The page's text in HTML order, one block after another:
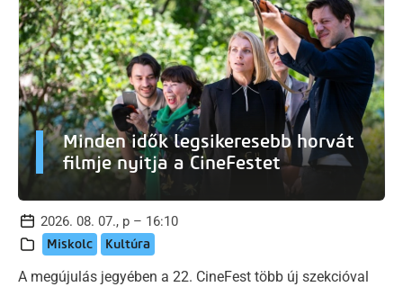
Minden idők legsikeresebb horvát
filmje nyitja a CineFestet
2026. 08. 07., p – 16:10
Miskolc Kultúra
A megújulás jegyében a 22. CineFest több új szekcióval